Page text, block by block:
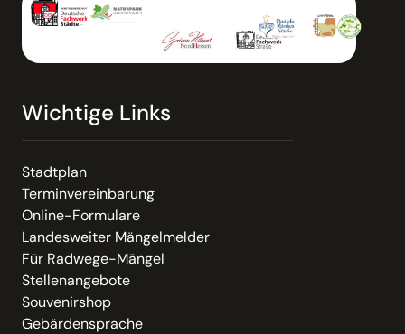
Wichtige Links
Stadtplan
Terminvereinbarung
Online-Formulare
Landesweiter Mängelmelder
Für Radwege-Mängel
Stellenangebote
Souvenirshop
Gebärdensprache